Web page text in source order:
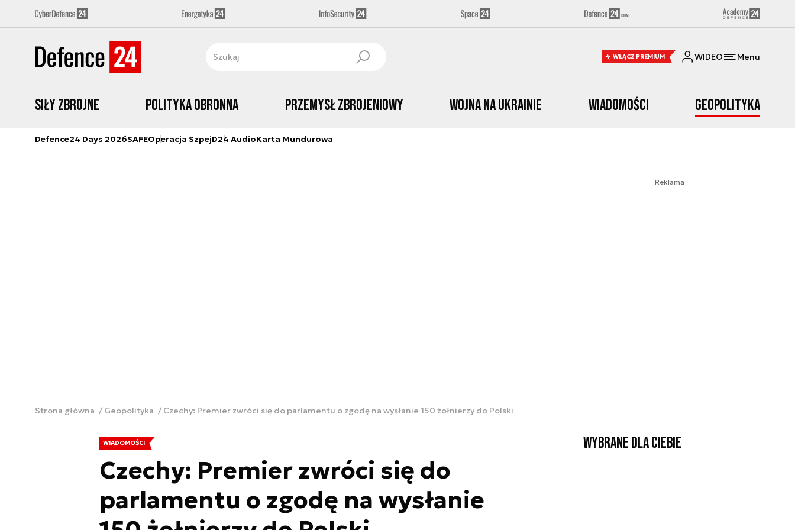
WŁĄCZ PREMIUM WIDEO Menu
Siły zbrojne Polityka obronna Przemysł Zbrojeniowy Wojna na Ukrainie Wiadomości Geopolityka
Defence24 Days 2026SAFEOperacja SzpejD24 AudioKarta Mundurowa
Reklama
Strona główna Geopolityka Czechy: Premier zwróci się do parlamentu o zgodę na wysłanie 150 żołnierzy do Polski
WIADOMOŚCI
Czechy: Premier zwróci się do
parlamentu o zgodę na wysłanie
Wybrane dla Ciebie